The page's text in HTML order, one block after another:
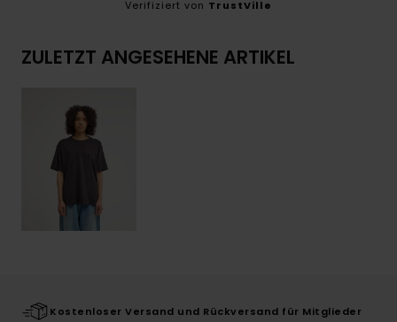
Verifiziert von TrustVille
ZULETZT ANGESEHENE ARTIKEL
Kostenloser Versand und Rückversand für Mitglieder